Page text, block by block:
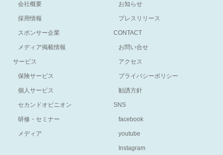
会社概要
採用情報
スポンサー企業
メディア掲載情報
サービス
保険サービス
個人サービス
セカンドオピニオン
研修・セミナー
メディア
お知らせ
プレスリリース
CONTACT
お問い合せ
アクセス
プライバシーポリシー
勧誘方針
SNS
facebook
youtube
Instagram